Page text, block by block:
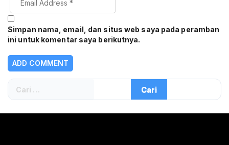
Simpan nama, email, dan situs web saya pada peramban
ini untuk komentar saya berikutnya.
Cari
untuk: